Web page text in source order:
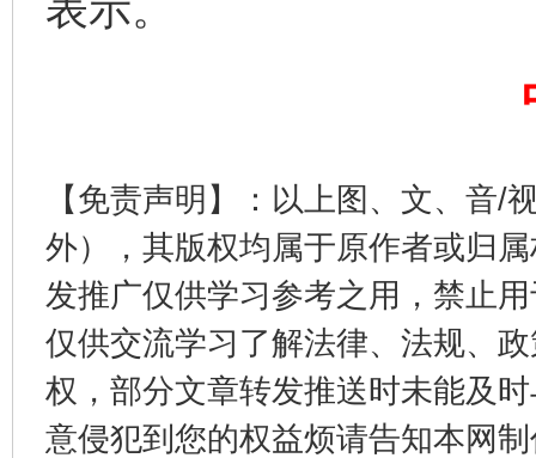
【免责声明】：以上图、文、音/
外），其版权均属于原作者或归
发推广仅供学习参考之用，禁止
仅供交流学习了解法律、法规、
权，部分文章转发推送时未能及
意侵犯到您的权益烦请告知本网